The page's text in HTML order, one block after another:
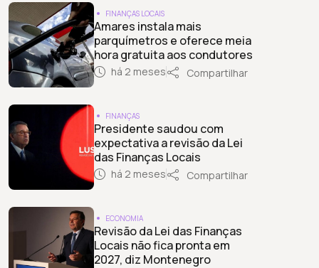
FINANÇAS LOCAIS
Amares instala mais
parquímetros e oferece meia
hora gratuita aos condutores
há 2 meses Compartilhar
FINANÇAS
Presidente saudou com
expectativa a revisão da Lei
das Finanças Locais
há 2 meses Compartilhar
ECONOMIA
Revisão da Lei das Finanças
Locais não fica pronta em
2027, diz Montenegro